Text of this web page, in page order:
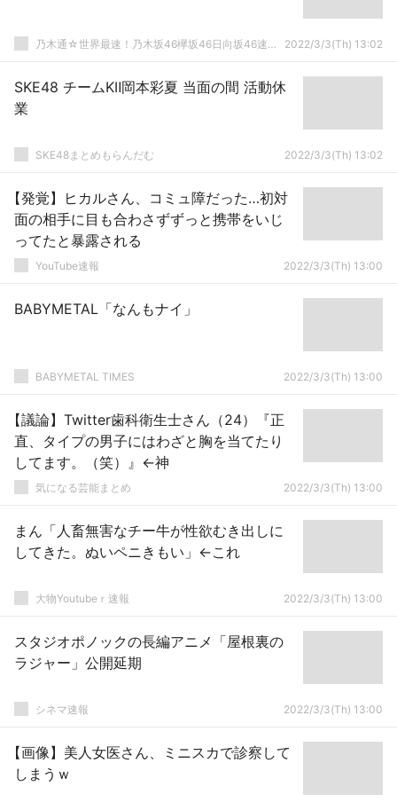
乃木通☆世界最速！乃木坂46欅坂46日向坂46速報まとめ 2022/3/3(Th) 13:02
SKE48 チームKⅡ岡本彩夏 当面の間 活動休
業
SKE48まとめもらんだむ 2022/3/3(Th) 13:02
【発覚】ヒカルさん、コミュ障だった…初対
面の相手に目も合わさずずっと携帯をいじ
ってたと暴露される
YouTube速報 2022/3/3(Th) 13:00
BABYMETAL「なんもナイ」
BABYMETAL TIMES 2022/3/3(Th) 13:00
【議論】Twitter歯科衛生士さん（24）『正
直、タイプの男子にはわざと胸を当てたり
してます。（笑）』←神
気になる芸能まとめ 2022/3/3(Th) 13:00
まん「人畜無害なチー牛が性欲むき出しに
してきた。ぬいペニきもい」←これ
大物Youtubeｒ速報 2022/3/3(Th) 13:00
スタジオポノックの長編アニメ「屋根裏の
ラジャー」公開延期
シネマ速報 2022/3/3(Th) 13:00
【画像】美人女医さん、ミニスカで診察して
しまうｗ